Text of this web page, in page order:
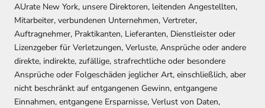
AUrate New York, unsere Direktoren, leitenden Angestellten,
Mitarbeiter, verbundenen Unternehmen, Vertreter,
Auftragnehmer, Praktikanten, Lieferanten, Dienstleister oder
Lizenzgeber für Verletzungen, Verluste, Ansprüche oder andere
direkte, indirekte, zufällige, strafrechtliche oder besondere
Ansprüche oder Folgeschäden jeglicher Art, einschließlich, aber
nicht beschränkt auf entgangenen Gewinn, entgangene
Einnahmen, entgangene Ersparnisse, Verlust von Daten,